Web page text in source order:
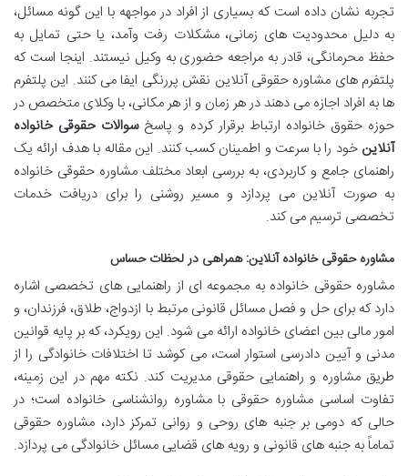
تجربه نشان داده است که بسیاری از افراد در مواجهه با این گونه مسائل،
به دلیل محدودیت های زمانی، مشکلات رفت وآمد، یا حتی تمایل به
حفظ محرمانگی، قادر به مراجعه حضوری به وکیل نیستند. اینجا است که
پلتفرم های مشاوره حقوقی آنلاین نقش پررنگی ایفا می کنند. این پلتفرم
ها به افراد اجازه می دهند در هر زمان و از هر مکانی، با وکلای متخصص در
حوزه حقوق خانواده ارتباط برقرار کرده و پاسخسوالات حقوقی خانواده
آنلاین خود را با سرعت و اطمینان کسب کنند. این مقاله با هدف ارائه یک
راهنمای جامع و کاربردی، به بررسی ابعاد مختلف مشاوره حقوقی خانواده
به صورت آنلاین می پردازد و مسیر روشنی را برای دریافت خدمات
تخصصی ترسیم می کند.
مشاوره حقوقی خانواده آنلاین: همراهی در لحظات حساس
مشاوره حقوقی خانواده به مجموعه ای از راهنمایی های تخصصی اشاره
دارد که برای حل و فصل مسائل قانونی مرتبط با ازدواج، طلاق، فرزندان، و
امور مالی بین اعضای خانواده ارائه می شود. این رویکرد، که بر پایه قوانین
مدنی و آیین دادرسی استوار است، می کوشد تا اختلافات خانوادگی را از
طریق مشاوره و راهنمایی حقوقی مدیریت کند. نکته مهم در این زمینه،
تفاوت اساسی مشاوره حقوقی با مشاوره روانشناسی خانواده است؛ در
حالی که دومی بر جنبه های روحی و روانی تمرکز دارد، مشاوره حقوقی
تماماً به جنبه های قانونی و رویه های قضایی مسائل خانوادگی می پردازد.